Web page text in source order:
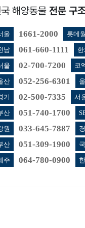
해양동물 전문 구
울 1661-2000 롯데
남 061-660-1111
울 02-700-7200 코
산 052-256-6301
기 02-500-7335 서
산 051-740-1700
원 033-645-7887
산 051-309-1900
주 064-780-0900
해양보호
해양보호구역
해양보호구역
해양보호구역